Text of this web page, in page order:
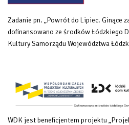
Zadanie pn. „Powrót do Lipiec. Ginące
dofinansowano ze środków Łódzkiego
Kultury Samorządu Województwa
WDK jest beneficjentem projektu